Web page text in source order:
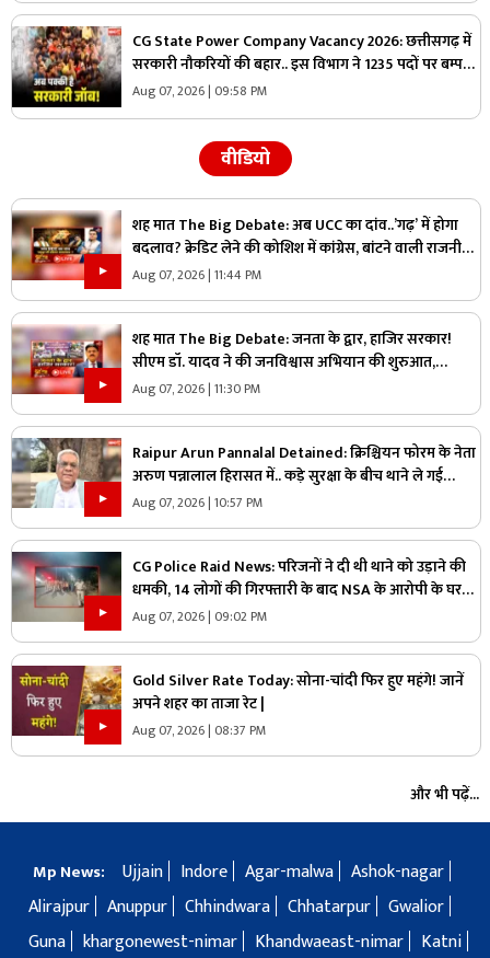
CG State Power Company Vacancy 2026: छत्तीसगढ़ में
सरकारी नौकरियों की बहार.. इस विभाग ने 1235 पदों पर बम्पर
भर्ती, डाटा एंट्री ऑपरेटर के ही 400 पद
Aug 07, 2026 | 09:58 PM
वीडियो
शह मात The Big Debate: अब UCC का दांव..’गढ़’ में होगा
बदलाव? क्रेडिट लेने की कोशिश में कांग्रेस, बांटने वाली राजनीति
पर क्या है सरकार का जवाब?
Aug 07, 2026 | 11:44 PM
शह मात The Big Debate: जनता के द्वार, हाजिर सरकार!
सीएम डॉ. यादव ने की जनविश्वास अभियान की शुरुआत,
जनविश्वास मुहीम से क्या मजबूत होगी जमीनी पकड़
Aug 07, 2026 | 11:30 PM
Raipur Arun Pannalal Detained: क्रिश्चियन फोरम के नेता
अरुण पन्नालाल हिरासत में.. कड़े सुरक्षा के बीच थाने ले गई
पुलिस, जानें क्या है आरोप
Aug 07, 2026 | 10:57 PM
CG Police Raid News: परिजनों ने दी थी थाने को उड़ाने की
धमकी, 14 लोगों की गिरफ्तारी के बाद NSA के आरोपी के घर
पुलिस ने मारा छापा, जांच में मिली ये चौंकाने वाली चीज
Aug 07, 2026 | 09:02 PM
Gold Silver Rate Today: सोना-चांदी फिर हुए महंगे! जानें
अपने शहर का ताजा रेट |
Aug 07, 2026 | 08:37 PM
और भी पढ़ें...
Mp News: Ujjain Indore Agar-malwa Ashok-nagar
Alirajpur Anuppur Chhindwara Chhatarpur Gwalior
Guna khargonewest-nimar Khandwaeast-nimar
Katni